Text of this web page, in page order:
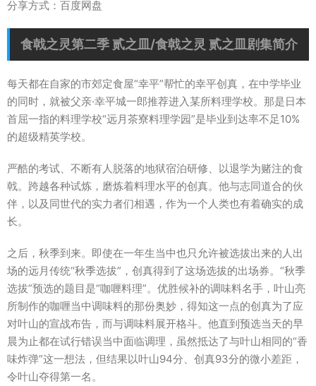
分享方式：百度网盘
食戟之灵第二季 贰之皿/食戟之灵 贰之皿剧集简介
每天都在自家的市郊定食屋“幸平”帮忙的幸平创真，在中学毕业
的同时，就被父亲·幸平城一郎推荐进入某所料理学校。那是日本
首屈一指的料理学校“远月茶寮料理学园”是毕业到达率不足10%
的超级精英学校。
严酷的考试、不断有人脱落的地狱宿泊研修、以退学为赌注的食
戟。跨越各种试炼，磨炼着料理水平的创真。他与志同道合的伙
伴，以及同世代的实力者们相遇，作为一个人类也有着确实的成
长。
之后，秋季到来。即使在一年生当中也只允许被选拔出来的人出
场的远月传统“秋季选拔”，创真得到了这场选拔的出场券。“秋季
选拔”预选的题目是“咖喱料理”。优胜候补的调味料名手，叶山亮
所制作的咖喱当中调味料的那份奥妙，得知这一点的创真为了应
对叶山的宣战布告，而与调味料展开格斗。他直到预选当天的早
晨为止都在试行错误当中面临调理，虽然抵达了与叶山相同的“香
味炸弹”这一想法，但结果以叶山94分、创真93分的微小差距，
令叶山夺得第一名。